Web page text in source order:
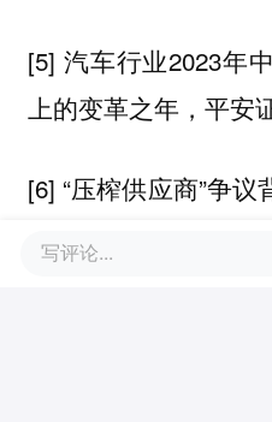
[5] 汽车行业2023年
上的变革之年，平安
[6] “压榨供应商”争
写评论...